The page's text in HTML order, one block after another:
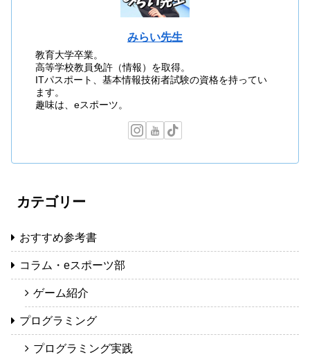
みらい先生
教育大学卒業。
高等学校教員免許（情報）を取得。
ITパスポート、基本情報技術者試験の資格を持ってい
ます。
趣味は、eスポーツ。
カテゴリー
おすすめ参考書
コラム・eスポーツ部
ゲーム紹介
プログラミング
プログラミング実践